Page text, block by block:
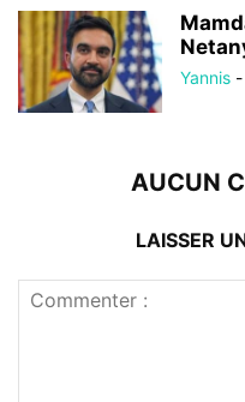
Yannis -
AUCUN
LAISSER